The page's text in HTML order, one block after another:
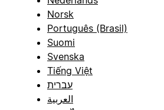
Norsk
Português (Brasil)
Suomi
Svenska
Tiếng Việt
עברית
العربية